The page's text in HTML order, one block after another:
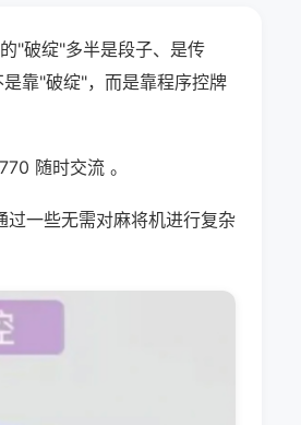
"破绽"多半是段子、是传
靠"破绽"，而是靠程序控牌
随时交流 。
一些无需对麻将机进行复杂